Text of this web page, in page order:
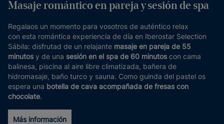
Masaje romántico en pareja y sesión de spa
Regalaos un momento para vosotros de auténtico relax
con esta romántica experiencia de día en Iberostar Selection
Sábila: disfrutad de un relajante masaje en pareja de 55
minutos y de una sesión en el spa de 60 minutos con cama
balinesa, piscina al aire libre climatizada, bañera de
hidromasaje, baño turco y sauna. Como guinda del pastel os
espera una botella de cava acompañada de fresas con
chocolate.
Más información